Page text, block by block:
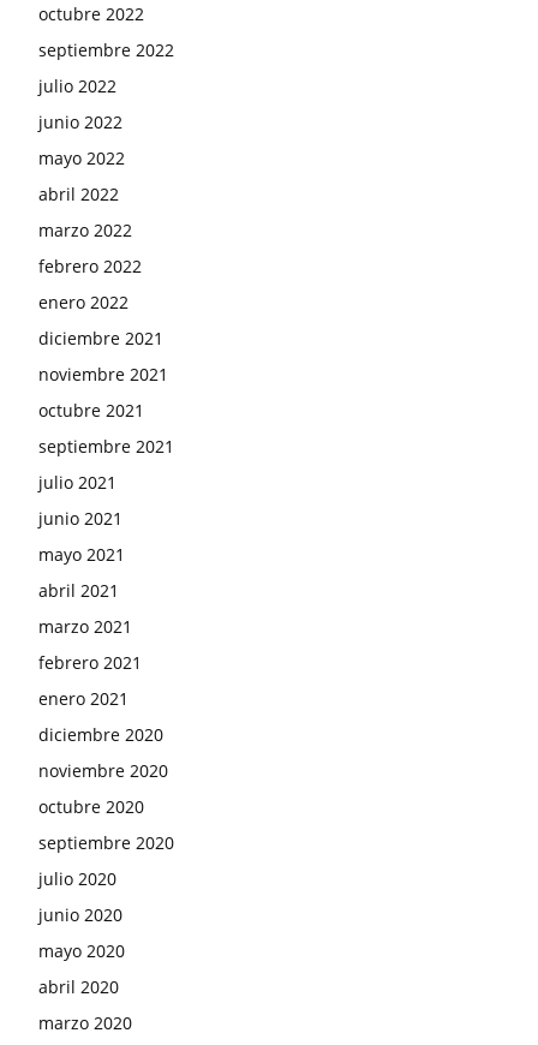
octubre 2022
septiembre 2022
julio 2022
junio 2022
mayo 2022
abril 2022
marzo 2022
febrero 2022
enero 2022
diciembre 2021
noviembre 2021
octubre 2021
septiembre 2021
julio 2021
junio 2021
mayo 2021
abril 2021
marzo 2021
febrero 2021
enero 2021
diciembre 2020
noviembre 2020
octubre 2020
septiembre 2020
julio 2020
junio 2020
mayo 2020
abril 2020
marzo 2020